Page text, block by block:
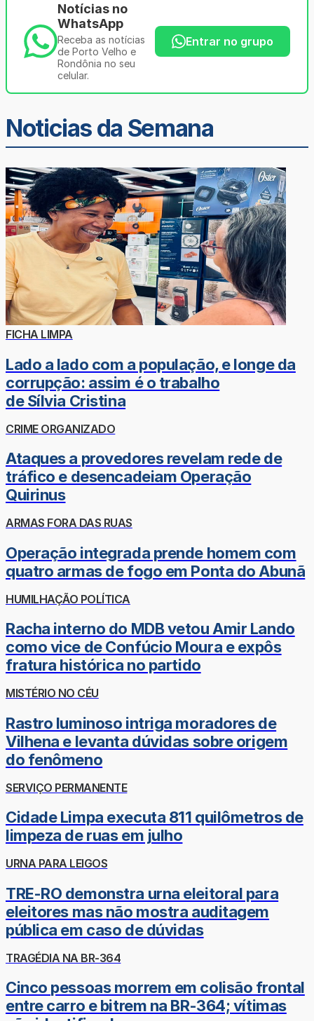
Notícias no
WhatsApp
Receba as notícias
de Porto Velho e
Rondônia no seu
celular.
Entrar no grupo
Noticias da Semana
FICHA LIMPA
Lado a lado com a população, e longe da
corrupção: assim é o trabalho
de Sílvia Cristina
CRIME ORGANIZADO
Ataques a provedores revelam rede de
tráfico e desencadeiam Operação
Quirinus
ARMAS FORA DAS RUAS
Operação integrada prende homem com
quatro armas de fogo em Ponta do Abunã
HUMILHAÇÃO POLÍTICA
Racha interno do MDB vetou Amir Lando
como vice de Confúcio Moura e expôs
fratura histórica no partido
MISTÉRIO NO CÉU
Rastro luminoso intriga moradores de
Vilhena e levanta dúvidas sobre origem
do fenômeno
SERVIÇO PERMANENTE
Cidade Limpa executa 811 quilômetros de
limpeza de ruas em julho
URNA PARA LEIGOS
TRE-RO demonstra urna eleitoral para
eleitores mas não mostra auditagem
pública em caso de dúvidas
TRAGÉDIA NA BR-364
Cinco pessoas morrem em colisão frontal
entre carro e bitrem na BR-364; vítimas